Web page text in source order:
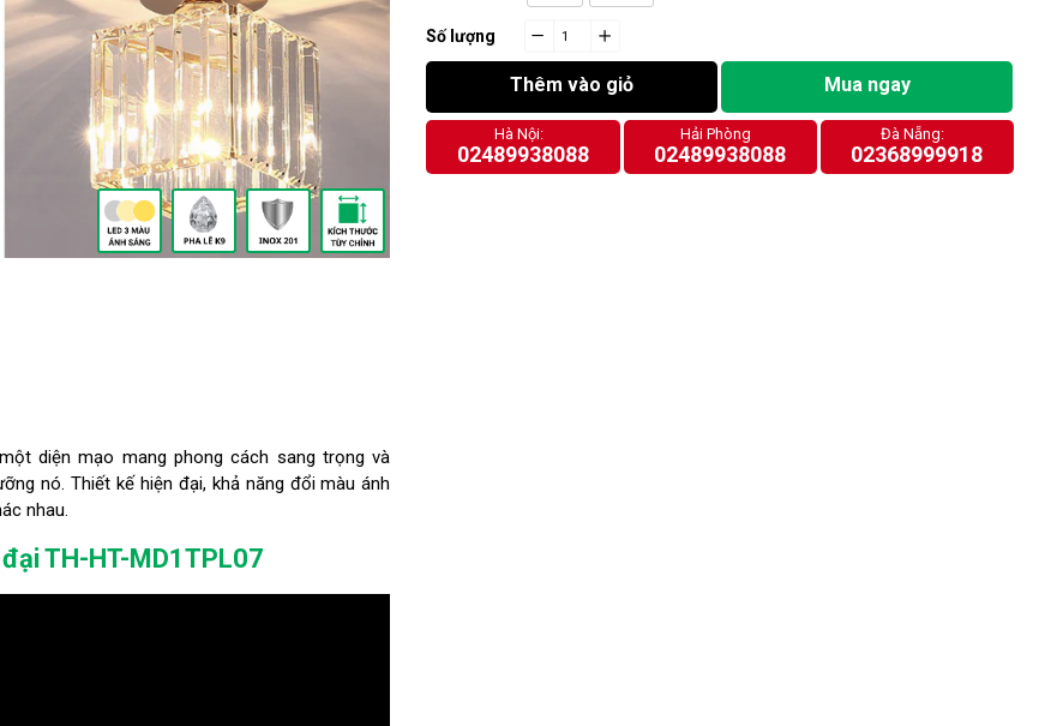
Số lượng
Thêm vào giỏ Mua ngay
Hà Nội:
02489938088
Hải Phòng
02489938088
Đà Nẵng:
02368999918
diện mạo mang phong cách sang trọng và
nó. Thiết kế hiện đại, khả năng đổi màu ánh
nhau.
TH-HT-MD1TPL07